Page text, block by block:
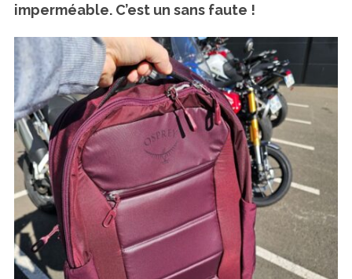
imperméable. C’est un sans faute !
e
a
r
c
h
f
o
r